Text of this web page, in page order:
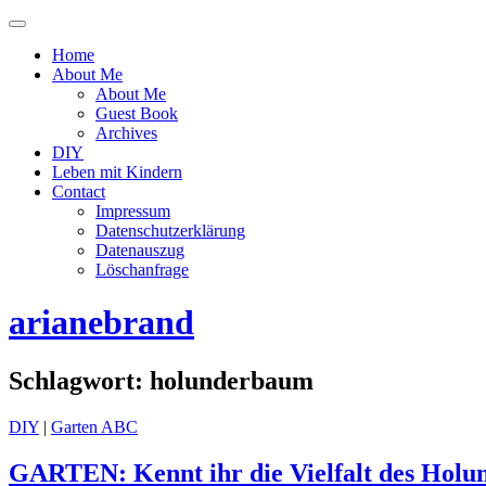
Menü
oder
ausblenden
Home
About Me
About Me
Guest Book
Archives
DIY
Leben mit Kindern
Contact
Impressum
Datenschutzerklärung
Datenauszug
Löschanfrage
arianebrand
Schlagwort: holunderbaum
DIY | Garten ABC
GARTEN: Kennt ihr die Vielfalt des